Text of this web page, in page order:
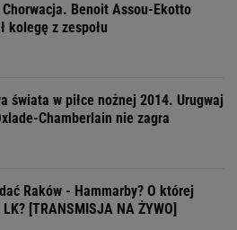
Benoit Assou-Ekotto
kolegę z zespołu
świata w piłce nożnej 2014. Urugwaj
Chamberlain nie zagra
Raków - Hammarby? O której
[TRANSMISJA NA ŻYWO]